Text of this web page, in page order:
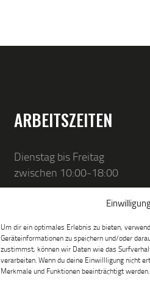
Um dir ein optimales Erlebnis zu bieten,
Geräteinformationen zu speichern und/oder
zustimmst, können wir Daten wie das
verarbeiten. Wenn du deine Einwillligung nicht
Merkmale und Funktionen beeinträchtigt werden.
ARBEITSZEITEN
Dienstag bis Freitag
zwischen 10:00-18:00